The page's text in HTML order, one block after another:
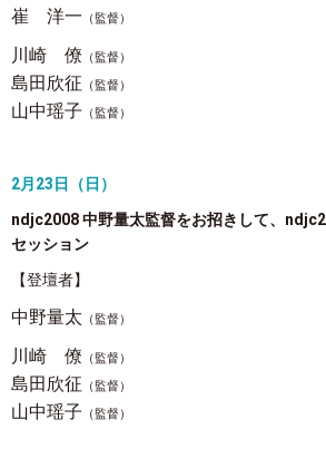
崔 洋一 （監督）
川崎 僚 （監督）
島田欣征 （監督）
山中瑶子 （監督）
2月23日（日）
ndjc2008 中野量太監督をお招きして、
セッション
【登壇者】
中野量太 （監督）
川崎 僚 （監督）
島田欣征 （監督）
山中瑶子 （監督）